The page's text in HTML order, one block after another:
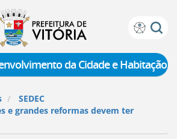
da Cidade e Habitação
SEDEC
e grandes reformas devem ter